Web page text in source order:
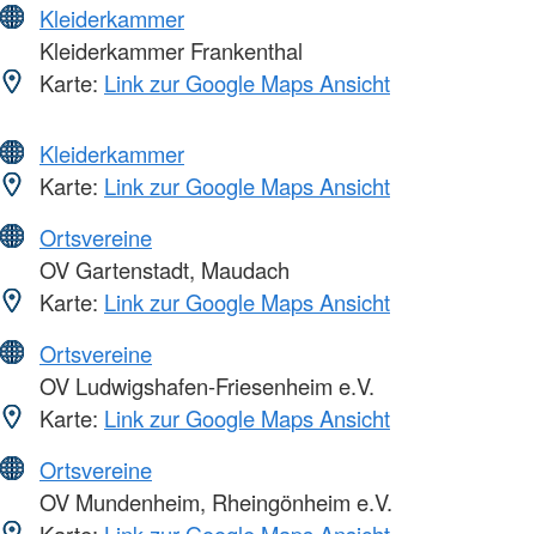
Kleiderkammer
Kleiderkammer Frankenthal
Karte: Link zur Google Maps Ansicht
Kleiderkammer
Karte: Link zur Google Maps Ansicht
Ortsvereine
OV Gartenstadt, Maudach
Karte: Link zur Google Maps Ansicht
Ortsvereine
OV Ludwigshafen-Friesenheim e.V.
Karte: Link zur Google Maps Ansicht
Ortsvereine
OV Mundenheim, Rheingönheim e.V.